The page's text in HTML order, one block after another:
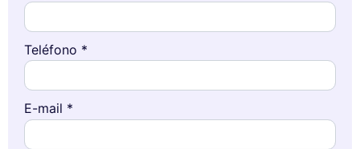
Teléfono *
E-mail *